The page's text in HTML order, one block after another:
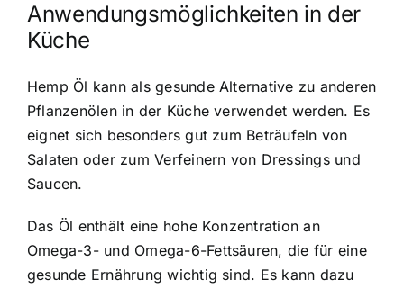
Anwendungsmöglichkeiten in der
Küche
Hemp Öl kann als gesunde Alternative zu anderen
Pflanzenölen in der Küche verwendet werden. Es
eignet sich besonders gut zum Beträufeln von
Salaten oder zum Verfeinern von Dressings und
Saucen.
Das Öl enthält eine hohe Konzentration an
Omega-3- und Omega-6-Fettsäuren, die für eine
gesunde Ernährung wichtig sind. Es kann dazu